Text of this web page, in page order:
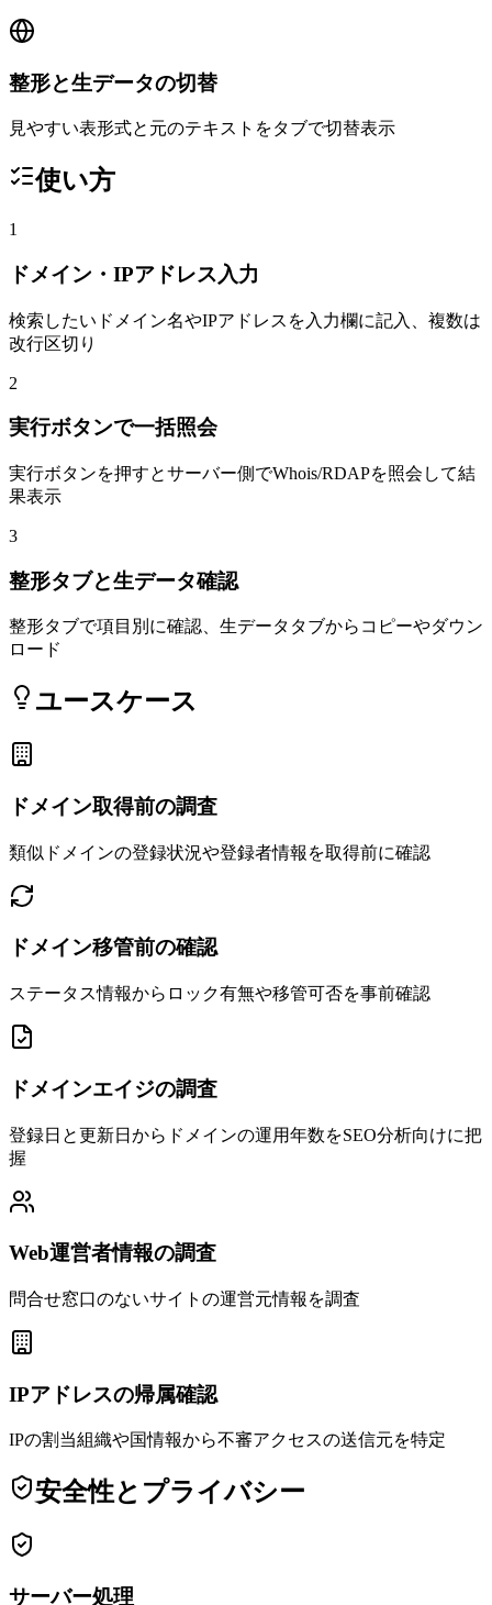
整形と生データの切替
見やすい表形式と元のテキストをタブで切替表示
使い方
1
ドメイン・IPアドレス入力
検索したいドメイン名やIPアドレスを入力欄に記入、複数は
改行区切り
2
実行ボタンで一括照会
実行ボタンを押すとサーバー側でWhois/RDAPを照会して結
果表示
3
整形タブと生データ確認
整形タブで項目別に確認、生データタブからコピーやダウン
ロード
ユースケース
ドメイン取得前の調査
類似ドメインの登録状況や登録者情報を取得前に確認
ドメイン移管前の確認
ステータス情報からロック有無や移管可否を事前確認
ドメインエイジの調査
登録日と更新日からドメインの運用年数をSEO分析向けに把
握
Web運営者情報の調査
問合せ窓口のないサイトの運営元情報を調査
IPアドレスの帰属確認
IPの割当組織や国情報から不審アクセスの送信元を特定
安全性とプライバシー
サーバー処理